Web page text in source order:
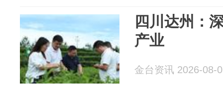
四川达州：
产业
金台资讯 2026-08-